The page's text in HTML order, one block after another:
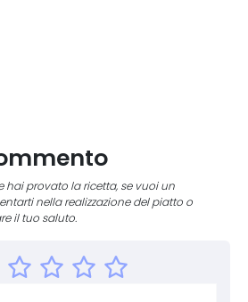
hai provato la ricetta, se vuoi un
nella realizzazione del piatto o
il tuo saluto.